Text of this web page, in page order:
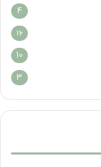
4
16
10
3